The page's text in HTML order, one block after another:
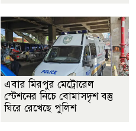
এবার মিরপুর মেট্রোরেল
স্টেশনের নিচে বোমাসদৃশ বস্তু
ঘিরে রেখেছে পুলিশ